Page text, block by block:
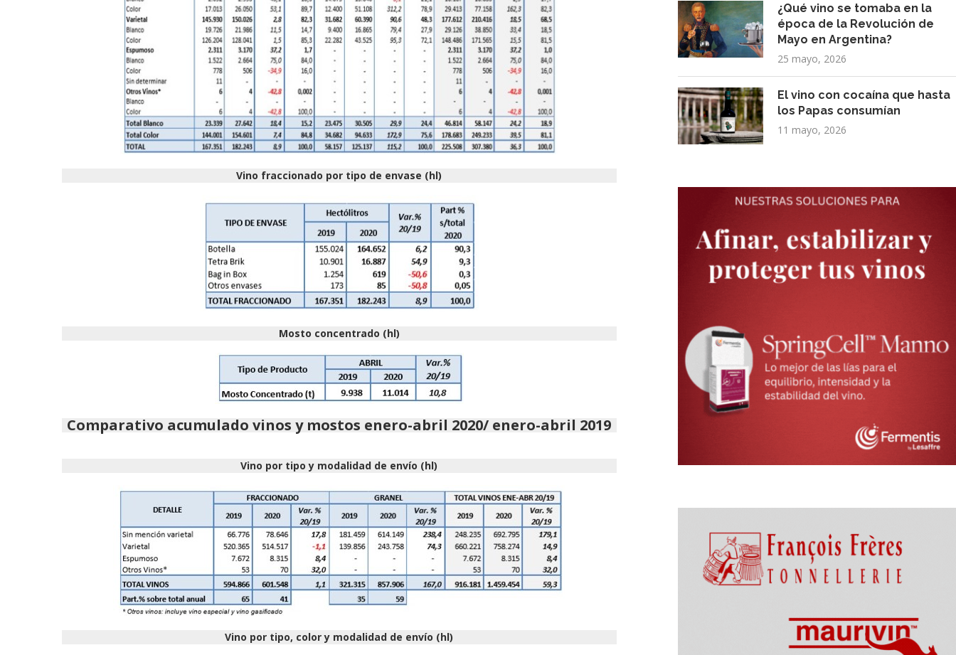
Vino fraccionado por tipo de envase (hl)
Mosto concentrado (hl)
Comparativo acumulado vinos y mostos enero-abril 2020/ enero-abril 2019
Vino por tipo y modalidad de envío (hl)
Vino por tipo, color y modalidad de envío (hl)
¿Qué vino se tomaba en la
época de la Revolución de
Mayo en Argentina?
25 mayo, 2026
El vino con cocaína que hasta
los Papas consumían
11 mayo, 2026